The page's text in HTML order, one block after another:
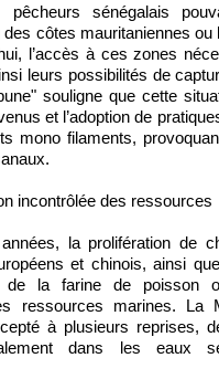
pêcheurs sénégalais
des côtes mauritaniennes ou
l’accès à ces zones
leurs possibilités de
souligne que cette
et l’adoption de
mono filaments,
incontrôlée des ressources
la prolifération de
et chinois, ainsi
de la farine de poisson
ressources marines. La
à plusieurs reprises,
dans les eaux